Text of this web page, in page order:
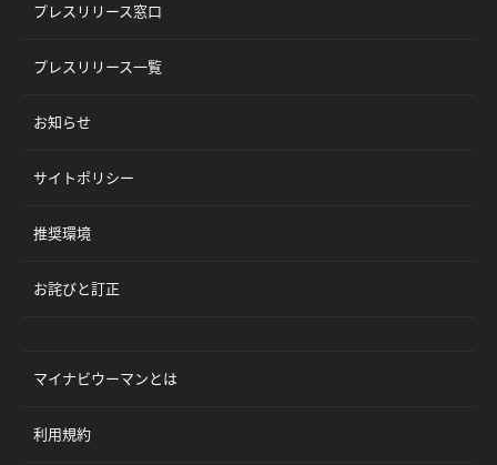
プレスリリース窓口
プレスリリース一覧
お知らせ
サイトポリシー
推奨環境
お詫びと訂正
マイナビウーマンとは
利用規約